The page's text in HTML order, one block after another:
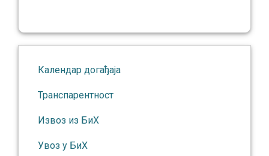
Календар догађаја
Транспарентност
Извоз из БиХ
Увоз у БиХ